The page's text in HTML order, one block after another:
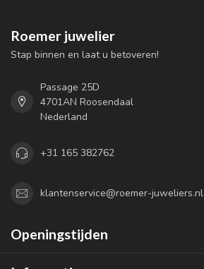
Roemer juwelier
Stap binnen en laat u betoveren!
Passage 25D
4701AN Roosendaal
Nederland
+31 165 382762
klantenservice@roemer-juweliers.nl
Openingstijden